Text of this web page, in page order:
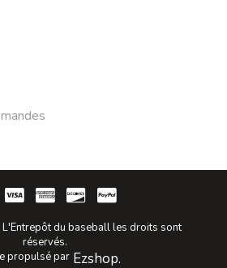
du baseball les droits sont
réservés.
propulsé par Ezshop.